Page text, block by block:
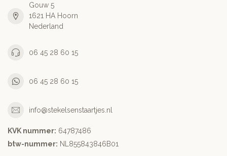
Gouw 5
1621 HA Hoorn
Nederland
06 45 28 60 15
06 45 28 60 15
info@stekelsenstaartjes.nl
KVK nummer: 64787486
btw-nummer: NL855843846B01